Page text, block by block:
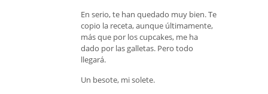
En serio, te han quedado muy bien. Te
copio la receta, aunque últimamente,
más que por los cupcakes, me ha
dado por las galletas. Pero todo
llegará.
Un besote, mi solete.